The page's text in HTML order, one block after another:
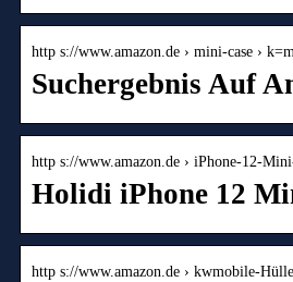
http s://www.amazon.de › mini-case ›
Suchergebnis Auf
http s://www.amazon.de › iPhone-12-
Holidi iPhone 12
http s://www.amazon.de › kwmobile-